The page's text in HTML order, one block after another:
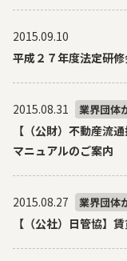
2015.09.10
平成２７年度法定研
2015.08.31 業界団体
【（公財）不動産流
マニュアルのご案内
2015.08.27 業界団体
【（公社）日管協】